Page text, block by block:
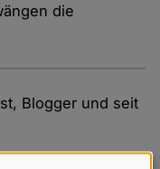
die
Blogger und seit